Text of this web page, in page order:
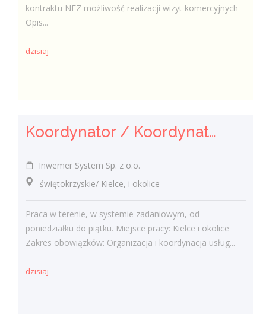
kontraktu NFZ możliwość realizacji wizyt komercyjnych
Opis...
dzisiaj
Koordynator / Koordynatorka ds. utrzymania czystości
Inwemer System Sp. z o.o.
świętokrzyskie/ Kielce, i okolice
Praca w terenie, w systemie zadaniowym, od
poniedziałku do piątku. Miejsce pracy: Kielce i okolice
Zakres obowiązków: Organizacja i koordynacja usług...
dzisiaj